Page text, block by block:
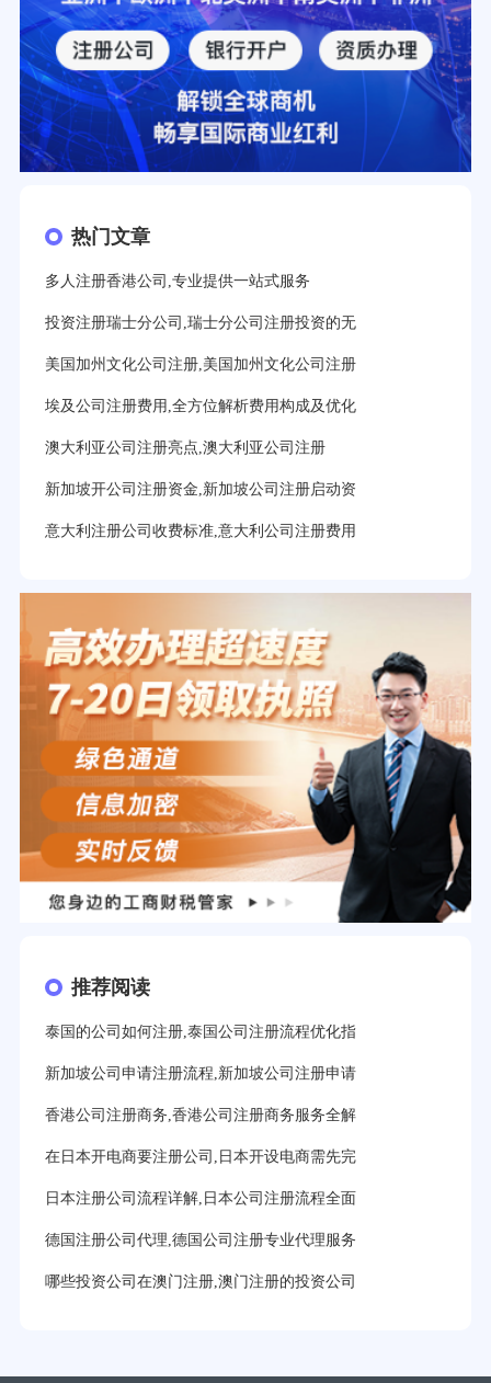
热门文章
多人注册香港公司,专业提供一站式服务
投资注册瑞士分公司,瑞士分公司注册投资的无
美国加州文化公司注册,美国加州文化公司注册
埃及公司注册费用,全方位解析费用构成及优化
澳大利亚公司注册亮点,澳大利亚公司注册
新加坡开公司注册资金,新加坡公司注册启动资
意大利注册公司收费标准,意大利公司注册费用
推荐阅读
泰国的公司如何注册,泰国公司注册流程优化指
新加坡公司申请注册流程,新加坡公司注册申请
香港公司注册商务,香港公司注册商务服务全解
在日本开电商要注册公司,日本开设电商需先完
日本注册公司流程详解,日本公司注册流程全面
德国注册公司代理,德国公司注册专业代理服务
哪些投资公司在澳门注册,澳门注册的投资公司